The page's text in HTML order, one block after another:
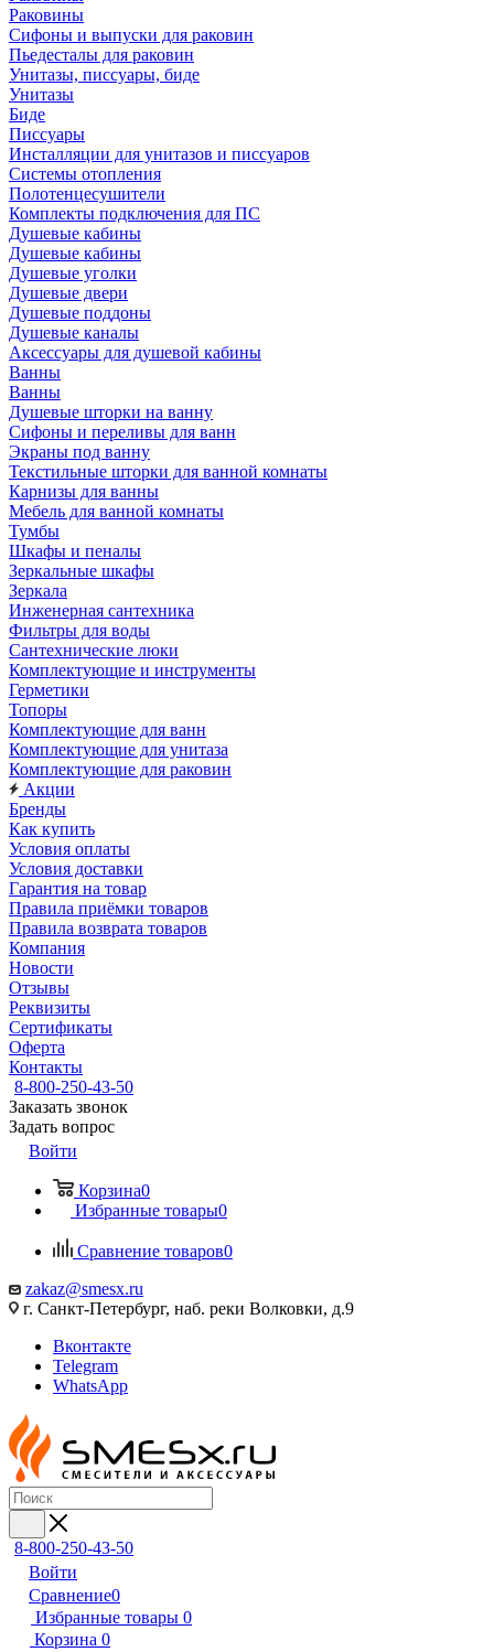
Раковины
Сифоны и выпуски для раковин
Пьедесталы для раковин
Унитазы, писсуары, биде
Унитазы
Биде
Писсуары
Инсталляции для унитазов и писсуаров
Системы отопления
Полотенцесушители
Комплекты подключения для ПС
Душевые кабины
Душевые кабины
Душевые уголки
Душевые двери
Душевые поддоны
Душевые каналы
Аксессуары для душевой кабины
Ванны
Ванны
Душевые шторки на ванну
Сифоны и переливы для ванн
Экраны под ванну
Текстильные шторки для ванной комнаты
Карнизы для ванны
Мебель для ванной комнаты
Тумбы
Шкафы и пеналы
Зеркальные шкафы
Зеркала
Инженерная сантехника
Фильтры для воды
Сантехнические люки
Комплектующие и инструменты
Герметики
Топоры
Комплектующие для ванн
Комплектующие для унитаза
Комплектующие для раковин
Акции
Бренды
Как купить
Условия оплаты
Условия доставки
Гарантия на товар
Правила приёмки товаров
Правила возврата товаров
Компания
Новости
Отзывы
Реквизиты
Сертификаты
Оферта
Контакты
8-800-250-43-50
Заказать звонок
Задать вопрос
Войти
Корзина0
Избранные товары0
Сравнение товаров0
zakaz@smesx.ru
г. Санкт-Петербург, наб. реки Волковки, д.9
Вконтакте
Telegram
WhatsApp
8-800-250-43-50
Войти
Сравнение0
Избранные товары 0
Корзина 0